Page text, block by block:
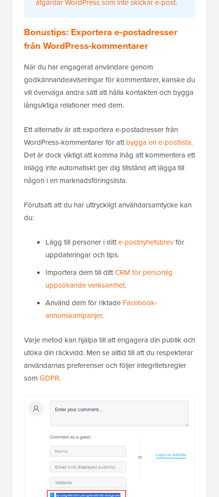
åtgärdar WordPress som inte skickar e-post.
Bonustips: Exportera e-postadresser
från WordPress-kommentarer
När du har engagerat användare genom
godkännandeaviseringar för kommentarer, kanske du
vill överväga andra sätt att hålla kontakten och bygga
långsiktiga relationer med dem.
Ett alternativ är att exportera e-postadresser från
WordPress-kommentarer för attbygga en e-postlista.
Det är dock viktigt att komma ihåg att kommentera ett
inlägg inte automatiskt ger dig tillstånd att lägga till
någon i en marknadsföringslista.
Förutsatt att du har uttryckligt användarsamtycke kan
du:
Lägg till personer i ditte-postnyhetsbrevför
uppdateringar och tips.
Importera dem till dittCRM för personlig
uppsökande verksamhet.
Använd dem för riktade Facebook-
annonskampanjer.
Varje metod kan hjälpa till att engagera din publik och
utöka din räckvidd. Men se alltid till att du respekterar
användarnas preferenser och följer integritetsregler
som GDPR.